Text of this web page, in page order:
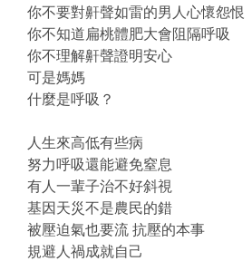
你不要對鼾聲如雷的男人心懷怨恨
你不知道扁桃體肥大會阻隔呼吸
你不理解鼾聲證明安心
可是媽媽
什麼是呼吸？
人生來高低有些病
努力呼吸還能避免窒息
有人一輩子治不好斜視
基因天災不是農民的錯
被壓迫氣也要流 抗壓的本事
規避人禍成就自己